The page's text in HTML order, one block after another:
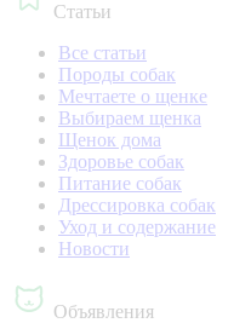
Статьи
Все статьи
Породы собак
Мечтаете о щенке
Выбираем щенка
Щенок дома
Здоровье собак
Питание собак
Дрессировка собак
Уход и содержание
Новости
Объявления